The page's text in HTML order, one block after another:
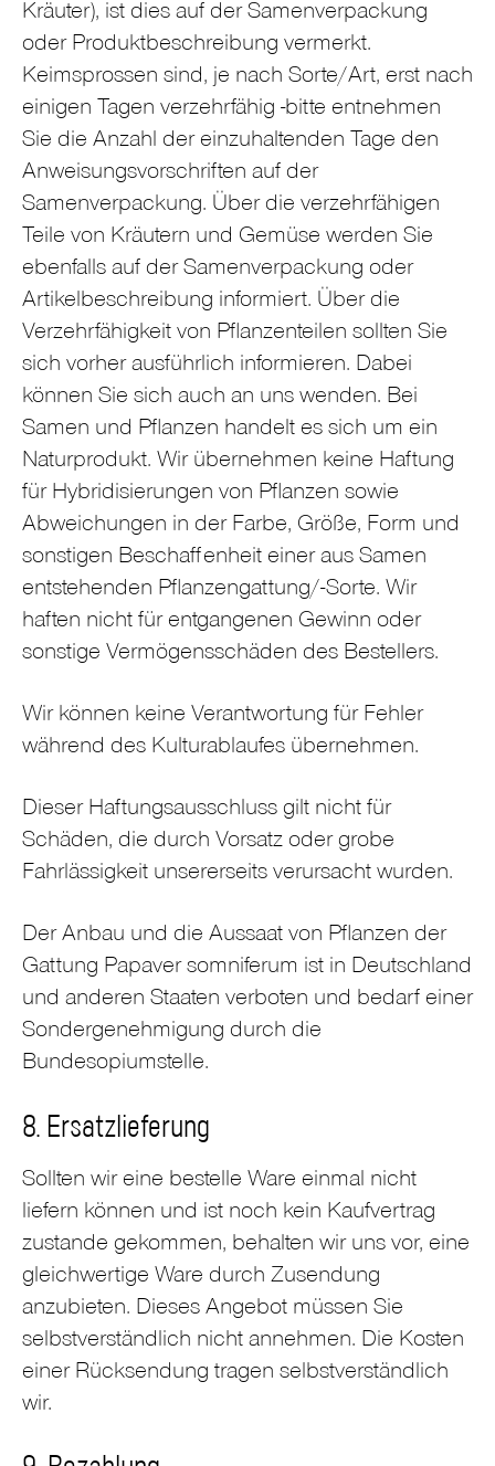
Kräuter), ist dies auf der Samenverpackung
oder Produktbeschreibung vermerkt.
Keimsprossen sind, je nach Sorte/Art, erst nach
einigen Tagen verzehrfähig -bitte entnehmen
Sie die Anzahl der einzuhaltenden Tage den
Anweisungsvorschriften auf der
Samenverpackung. Über die verzehrfähigen
Teile von Kräutern und Gemüse werden Sie
ebenfalls auf der Samenverpackung oder
Artikelbeschreibung informiert. Über die
Verzehrfähigkeit von Pflanzenteilen sollten Sie
sich vorher ausführlich informieren. Dabei
können Sie sich auch an uns wenden. Bei
Samen und Pflanzen handelt es sich um ein
Naturprodukt. Wir übernehmen keine Haftung
für Hybridisierungen von Pflanzen sowie
Abweichungen in der Farbe, Größe, Form und
sonstigen Beschaffenheit einer aus Samen
entstehenden Pflanzengattung/-Sorte. Wir
haften nicht für entgangenen Gewinn oder
sonstige Vermögensschäden des Bestellers.
Wir können keine Verantwortung für Fehler
während des Kulturablaufes übernehmen.
Dieser Haftungsausschluss gilt nicht für
Schäden, die durch Vorsatz oder grobe
Fahrlässigkeit unsererseits verursacht wurden.
Der Anbau und die Aussaat von Pflanzen der
Gattung Papaver somniferum ist in Deutschland
und anderen Staaten verboten und bedarf einer
Sondergenehmigung durch die
Bundesopiumstelle.
8. Ersatzlieferung
Sollten wir eine bestelle Ware einmal nicht
liefern können und ist noch kein Kaufvertrag
zustande gekommen, behalten wir uns vor, eine
gleichwertige Ware durch Zusendung
anzubieten. Dieses Angebot müssen Sie
selbstverständlich nicht annehmen. Die Kosten
einer Rücksendung tragen selbstverständlich
wir.